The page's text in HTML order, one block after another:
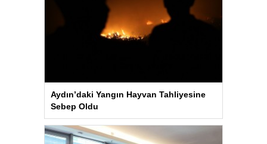
Aydın’daki Yangın Hayvan Tahliyesine
Sebep Oldu